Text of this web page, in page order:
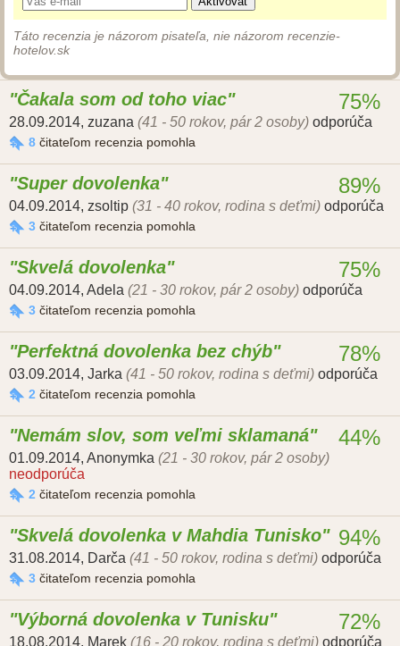
Táto recenzia je názorom pisateľa, nie názorom recenzie-
hotelov.sk
Čakala som od toho viac
28.09.2014, zuzana (41 - 50 rokov, pár 2 osoby) odporúča
8 čitateľom recenzia pomohla
75%
Super dovolenka
04.09.2014, zsoltip (31 - 40 rokov, rodina s deťmi) odporúča
3 čitateľom recenzia pomohla
89%
Skvelá dovolenka
04.09.2014, Adela (21 - 30 rokov, pár 2 osoby) odporúča
3 čitateľom recenzia pomohla
75%
Perfektná dovolenka bez chýb
03.09.2014, Jarka (41 - 50 rokov, rodina s deťmi) odporúča
2 čitateľom recenzia pomohla
78%
Nemám slov, som veľmi sklamaná
01.09.2014, Anonymka (21 - 30 rokov, pár 2 osoby)
neodporúča
2 čitateľom recenzia pomohla
44%
Skvelá dovolenka v Mahdia Tunisko
31.08.2014, Darča (41 - 50 rokov, rodina s deťmi) odporúča
3 čitateľom recenzia pomohla
94%
Výborná dovolenka v Tunisku
18.08.2014, Marek (16 - 20 rokov, rodina s deťmi) odporúča
72%